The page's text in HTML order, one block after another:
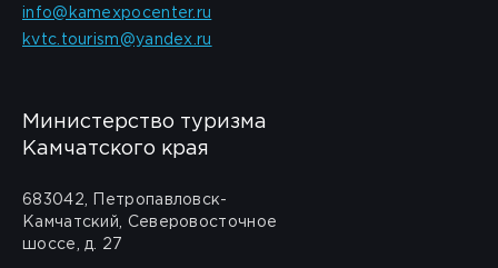
info@kamexpocenter.ru
kvtc.tourism@yandex.ru
Министерство туризма
Камчатского края
683042, Петропавловск-
Камчатский, Северовосточное
шоссе, д. 27